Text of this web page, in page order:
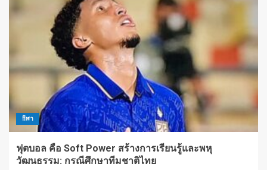
กีฬา
ฟุตบอล คือ Soft Power สร้างการเรียนรู้และพหุ
วัฒนธรรม: กรณีศึกษาทีมชาติไทย